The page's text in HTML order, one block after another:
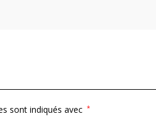
sont indiqués avec *